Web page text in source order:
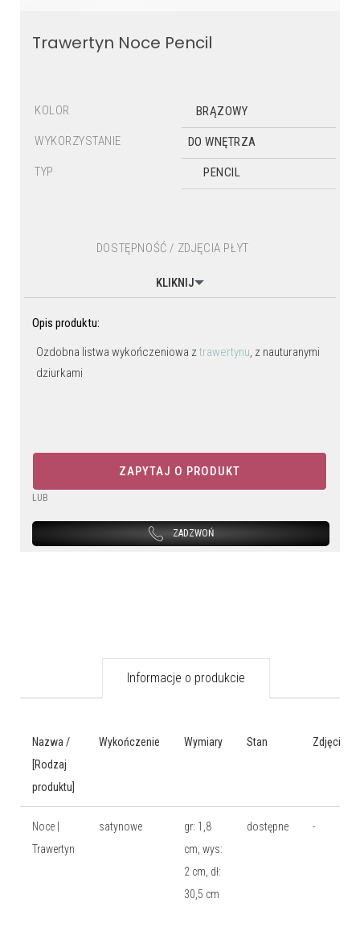
Trawertyn Noce Pencil
KOLOR BRĄZOWY
WYKORZYSTANIE DO WNĘTRZA
TYP PENCIL
DOSTĘPNOŚĆ / ZDJĘCIA PŁYT
KLIKNIJ
Opis produktu:
Ozdobna listwa wykończeniowa ztrawertynu, z nauturanymi
dziurkami
ZAPYTAJ O PRODUKT
LUB
ZADZWOŃ
Informacje o produkcie
Nazwa /
[Rodzaj
produktu]
Wykończenie Wymiary Stan Zdjęcia
Noce |
Trawertyn
satynowe
gr: 1,8
cm, wys:
2 cm, dł:
30,5 cm
dostępne -